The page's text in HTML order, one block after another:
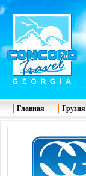
Главная Грузия